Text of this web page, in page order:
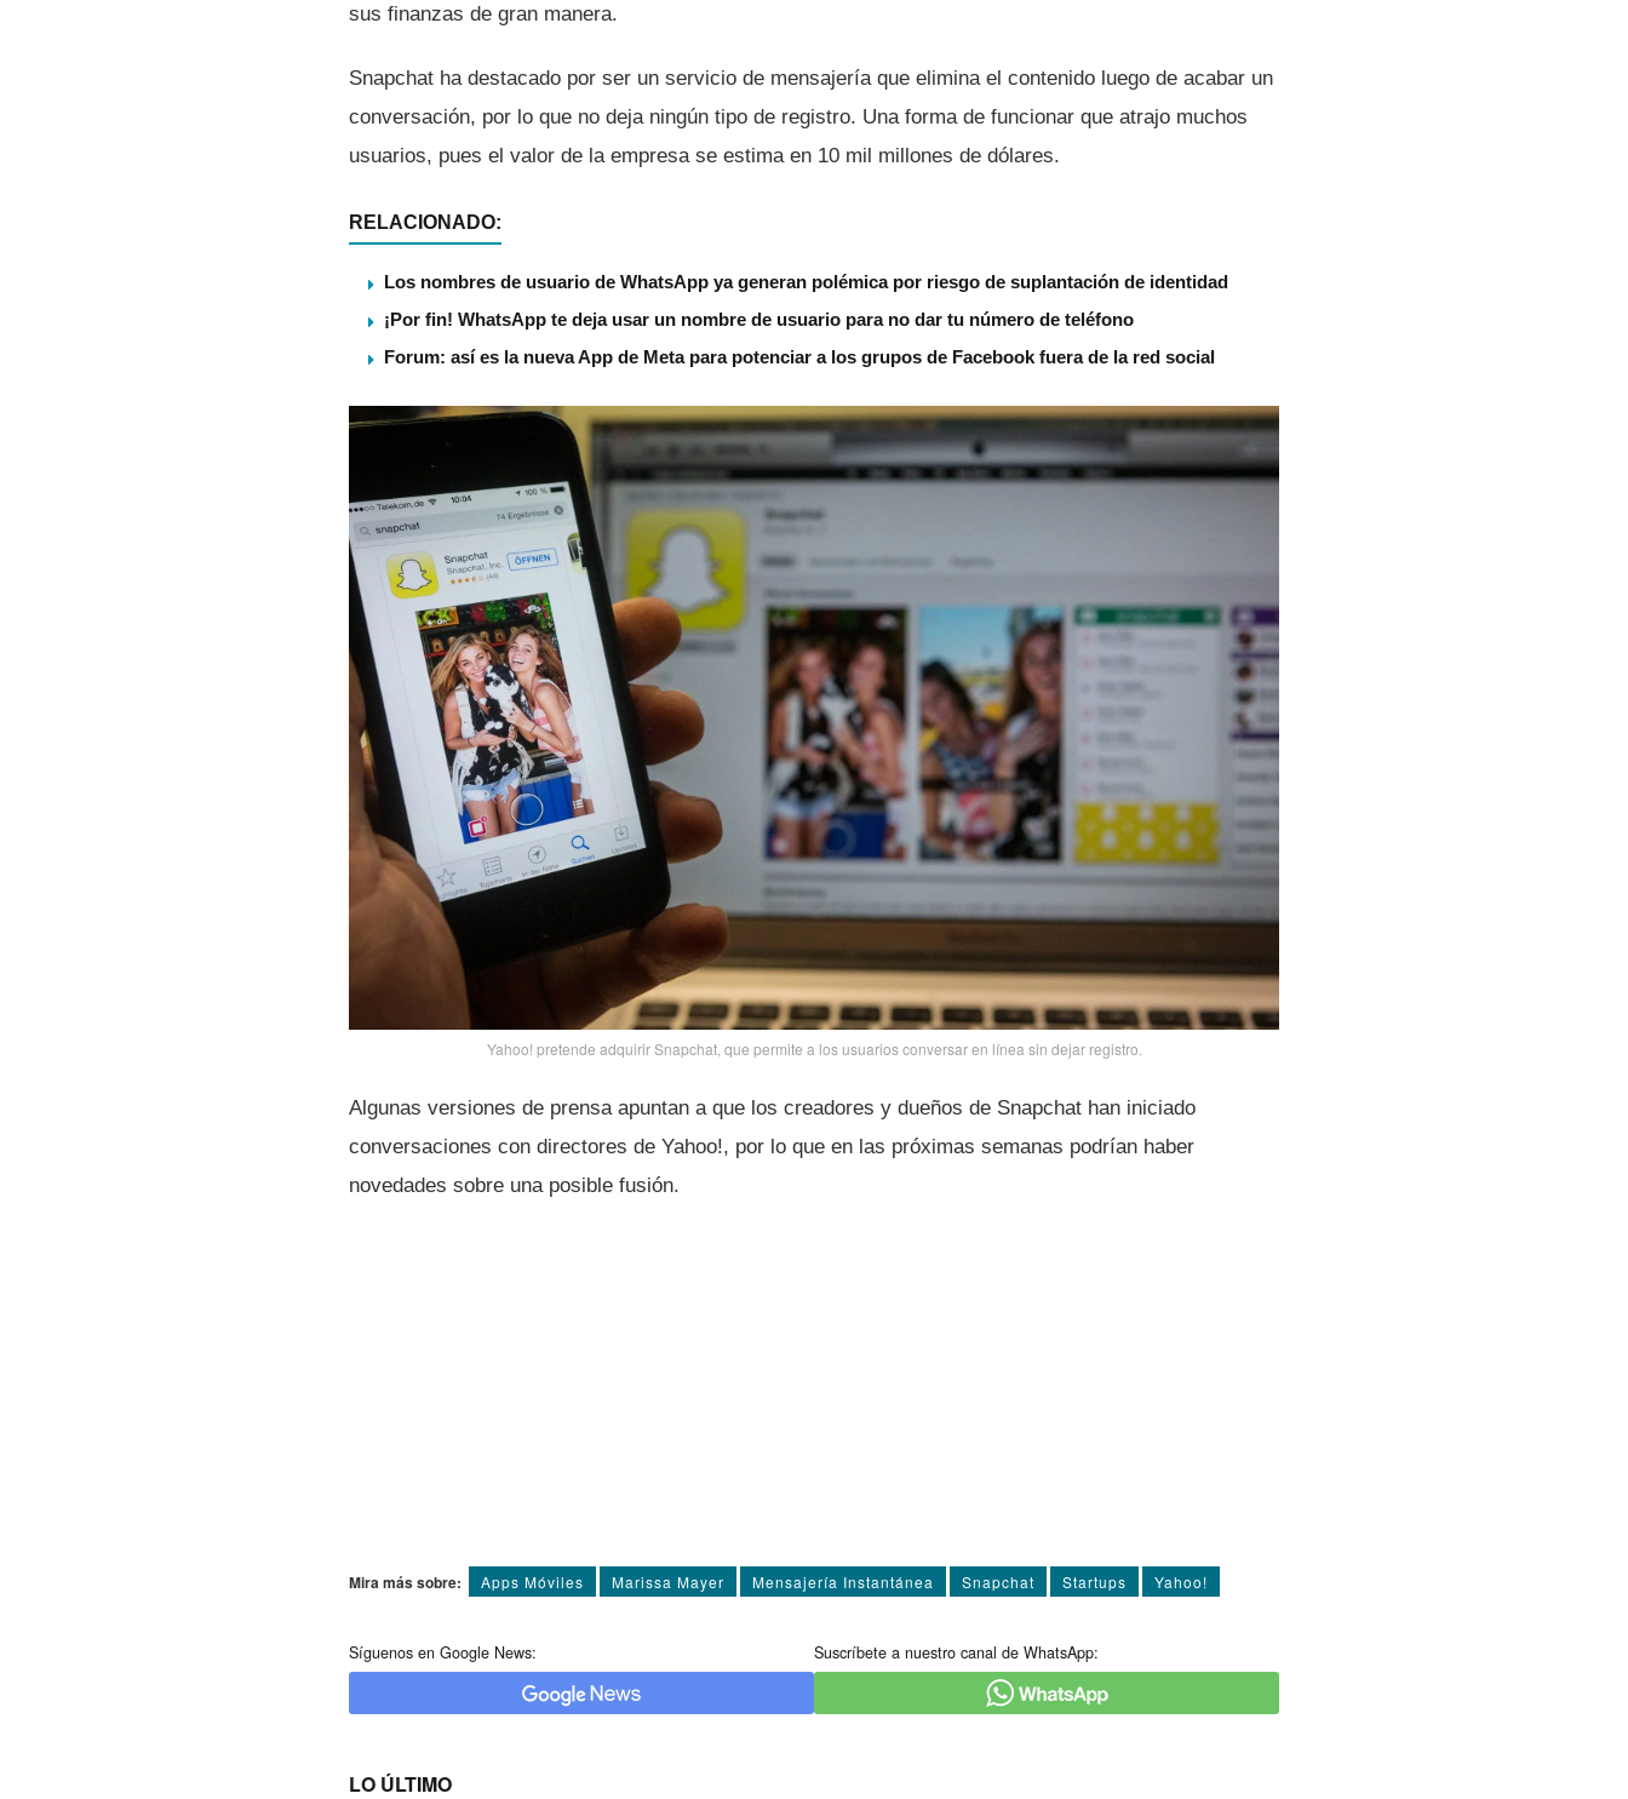
sus finanzas de gran manera.
Snapchat ha destacado por ser un servicio de mensajerí­a que elimina el contenido luego de acabar un
conversación, por lo que no deja ningún tipo de registro. Una forma de funcionar que atrajo muchos
usuarios, pues el valor de la empresa se estima en 10 mil millones de dólares.
RELACIONADO:
Los nombres de usuario de WhatsApp ya generan polémica por riesgo de suplantación de identidad
¡Por fin! WhatsApp te deja usar un nombre de usuario para no dar tu número de teléfono
Forum: así es la nueva App de Meta para potenciar a los grupos de Facebook fuera de la red social
Yahoo! pretende adquirir Snapchat, que permite a los usuarios conversar en lí­nea sin dejar registro.
Algunas versiones de prensa apuntan a que los creadores y dueños de Snapchat han iniciado
conversaciones con directores de Yahoo!, por lo que en las próximas semanas podrí­an haber
novedades sobre una posible fusión.
Mira más sobre: Apps Móviles Marissa Mayer Mensajería Instantánea Snapchat Startups Yahoo!
Síguenos en Google News: Suscríbete a nuestro canal de WhatsApp:
LO ÚLTIMO